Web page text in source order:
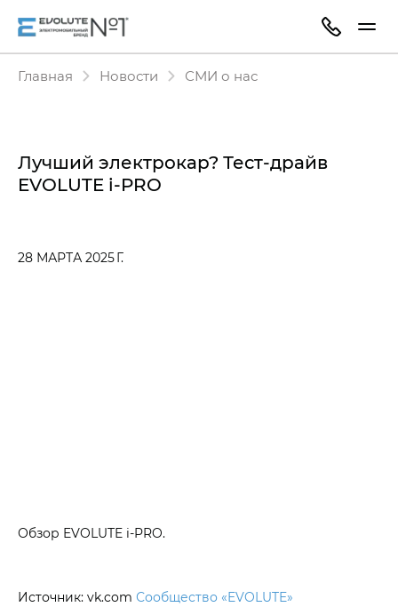
Главная Новости СМИ о нас
Лучший электрокар? Тест-драйв
EVOLUTE i‑PRO
28 МАРТА 2025 Г.
Обзор EVOLUTE i‑PRO.
Источник: vk.com Сообщество «EVOLUTE»